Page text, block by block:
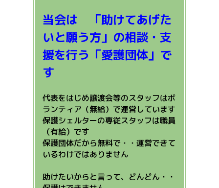
当会は 「助けてあげた
いと願う方」の相談・支
援を行う「愛護団体」で
す
代表をはじめ譲渡会等のスタッフはボ
ランティア（無給）で運営しています
保護シェルターの専従スタッフは職員
（有給）です
保護団体だから無料で・・運営できて
いるわけではありません
助けたいからと言って、どんどん・・